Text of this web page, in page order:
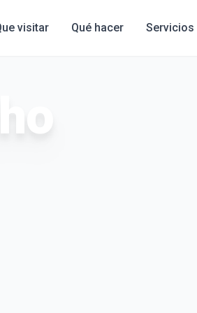
visitar Qué hacer Servicios